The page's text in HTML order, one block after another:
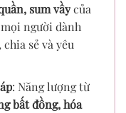
sum vầycủa
người dành
sẻ và yêu
: Năng lượng từ
bất đồng, hóa